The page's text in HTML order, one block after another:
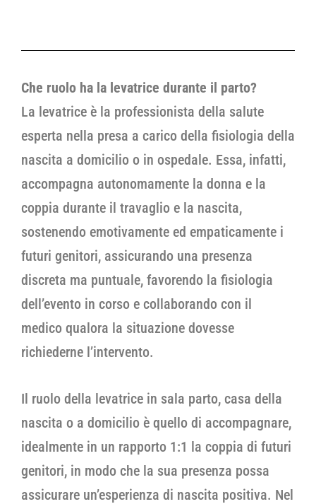
Che ruolo ha la levatrice durante il parto?
La levatrice è la professionista della salute
esperta nella presa a carico della fisiologia della
nascita a domicilio o in ospedale. Essa, infatti,
accompagna autonomamente la donna e la
coppia durante il travaglio e la nascita,
sostenendo emotivamente ed empaticamente i
futuri genitori, assicurando una presenza
discreta ma puntuale, favorendo la fisiologia
dell’evento in corso e collaborando con il
medico qualora la situazione dovesse
richiederne l’intervento.
Il ruolo della levatrice in sala parto, casa della
nascita o a domicilio è quello di accompagnare,
idealmente in un rapporto 1:1 la coppia di futuri
genitori, in modo che la sua presenza possa
assicurare un’esperienza di nascita positiva. Nel